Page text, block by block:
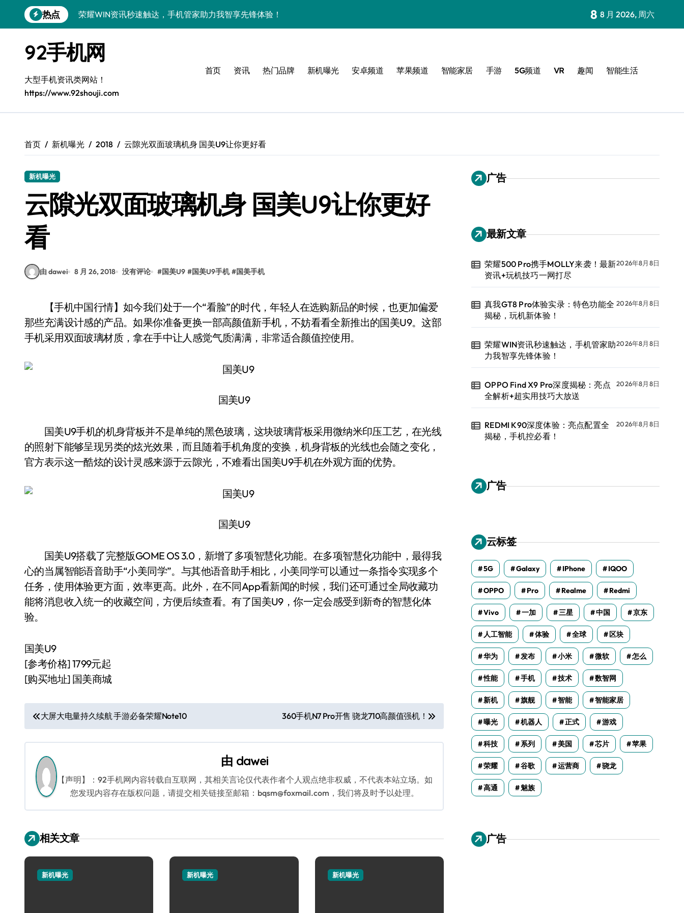
到
热点
REDMI K90深度体验：亮点配置全揭秘，手机控必看！
vivo S50 Pro mini来袭！小屏旗舰，亮点速览超带感！
荣耀ROBOT PHONE在手，智享生活，资讯秒握无遗漏！
iPhone 17e重磅来袭！性能配置大升级，速来围观！
8 8 月 2026, 周六
92手机网
大型手机资讯类网站！
https://www.92shouji.com
首页 资讯 热门品牌 新机曝光 安卓频道 苹果频道 智能家居 手游 5G频道 VR 趣闻 智能生活
首页 新机曝光 2018 云隙光双面玻璃机身 国美U9让你更好看
新机曝光
云隙光双面玻璃机身 国美U9让你更好
看
由 dawei 8 月 26, 2018 没有评论 #国美U9 #国美U9手机 #国美手机
【手机中国行情】如今我们处于一个“看脸”的时代，年轻人在选购新品的时候，也更加偏爱
那些充满设计感的产品。如果你准备更换一部高颜值新手机，不妨看看全新推出的国美U9。这部
手机采用双面玻璃材质，拿在手中让人感觉气质满满，非常适合颜值控使用。
国美U9
国美U9手机的机身背板并不是单纯的黑色玻璃，这块玻璃背板采用微纳米印压工艺，在光线
的照射下能够呈现另类的炫光效果，而且随着手机角度的变换，机身背板的光线也会随之变化，
官方表示这一酷炫的设计灵感来源于云隙光，不难看出国美U9手机在外观方面的优势。
国美U9
国美U9搭载了完整版GOME OS 3.0，新增了多项智慧化功能。在多项智慧化功能中，最得我
心的当属智能语音助手“小美同学”。与其他语音助手相比，小美同学可以通过一条指令实现多个
任务，使用体验更方面，效率更高。此外，在不同App看新闻的时候，我们还可通过全局收藏功
能将消息收入统一的收藏空间，方便后续查看。有了国美U9，你一定会感受到新奇的智慧化体
验。
国美U9
[参考价格] 1799元起
[购买地址] 国美商城
文
章
导
航
大屏大电量持久续航 手游必备荣耀Note10 360手机N7 Pro开售 骁龙710高颜值强机！
由 dawei
【声明】：92手机网内容转载自互联网，其相关言论仅代表作者个人观点绝非权威，不代表本站立场。如
您发现内容存在版权问题，请提交相关链接至邮箱：bqsm@foxmail.com，我们将及时予以处理。
相关文章
新机曝光 新机曝光 新机曝光
广告
最新文章
荣耀500 Pro携手MOLLY来袭！最新
资讯+玩机技巧一网打尽
2026年8月8日
真我GT8 Pro体验实录：特色功能全
揭秘，玩机新体验！
2026年8月8日
荣耀WIN资讯秒速触达，手机管家助
力我智享先锋体验！
2026年8月8日
OPPO Find X9 Pro深度揭秘：亮点
全解析+超实用技巧大放送
2026年8月8日
REDMI K90深度体验：亮点配置全
揭秘，手机控必看！
2026年8月8日
广告
云标签
5G Galaxy IPhone IQOO
OPPO Pro Realme Redmi
Vivo 一加 三星 中国 京东
人工智能 体验 全球 区块
华为 发布 小米 微软 怎么
性能 手机 技术 数智网
新机 旗舰 智能 智能家居
曝光 机器人 正式 游戏
科技 系列 美国 芯片 苹果
荣耀 谷歌 运营商 骁龙
高通 魅族
广告